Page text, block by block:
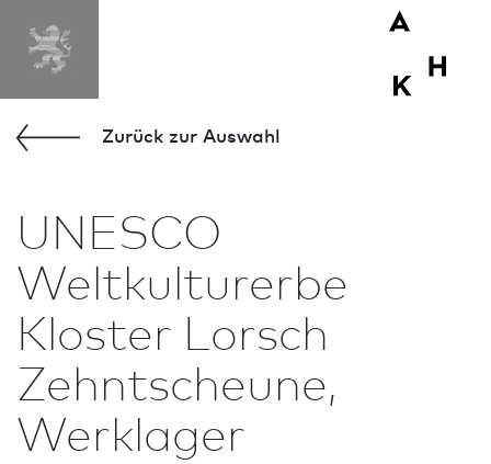
Zurück zur Aus­wahl
UNESCO
Weltkulturerbe
Kloster Lorsch
Zehntscheune,
Werklager